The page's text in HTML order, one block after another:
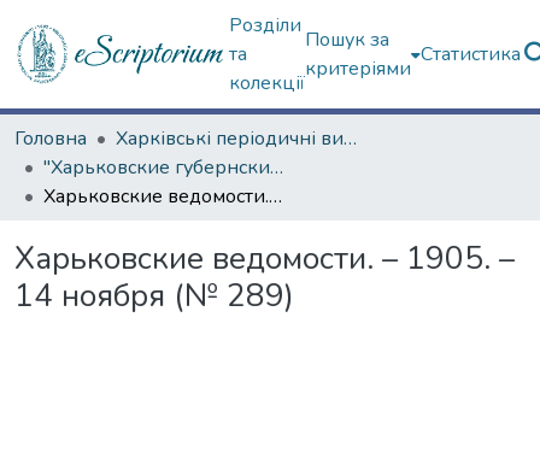
Розділи
та
колекції
Пошук за
критеріями
Статистика
Головна
Харківські періодичні видання
"Харьковские губернские ведомости" (1838–1915 гг.)
Харьковские ведомости. – 1905. – 14 ноября (№ 289)
Харьковские ведомости. – 1905. –
14 ноября (№ 289)